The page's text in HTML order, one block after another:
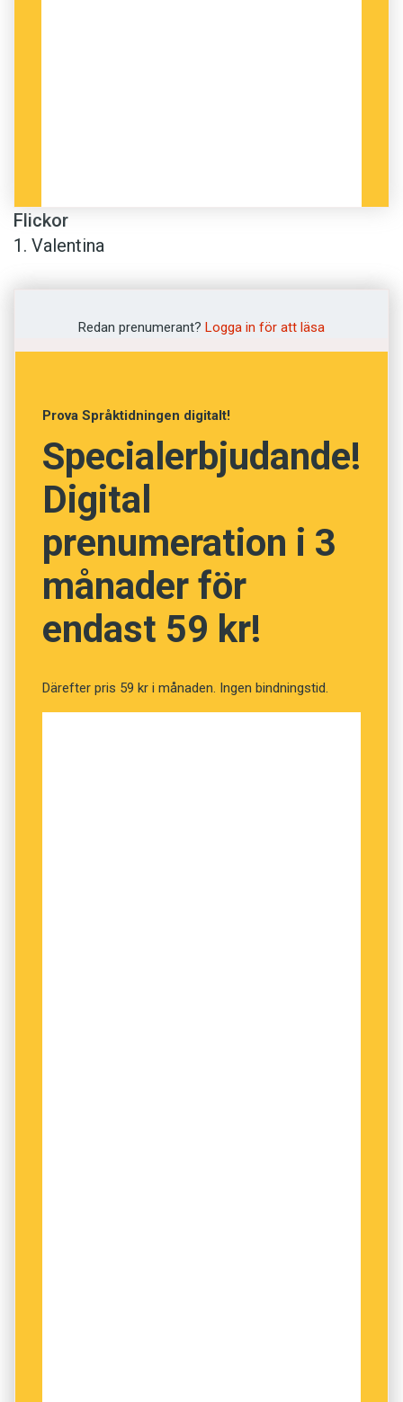
Flickor
1. Valentina
Pojkar
3. Fabian, Gabriel, Leon, Luis, Noel, Raphael
Redan prenumerant? Logga in för att läsa
Prova Språktidningen digitalt!
Specialerbjudande!
Digital
prenumeration i 3
månader för
endast 59 kr!
Därefter pris 59 kr i månaden. Ingen bindningstid.